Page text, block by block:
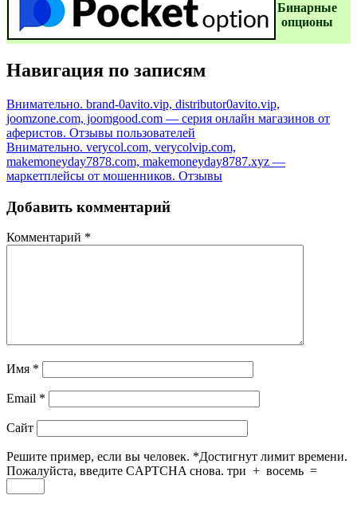
Бинаpные
oпционы
Навигация по записям
Внимательно. brand-0avito.vip, distributor0avito.vip,
joomzone.com, joomgood.com — серия онлайн магазинов от
аферистов. Отзывы пользователей
Внимательно. verycol.com, verycolvip.com,
makemoneyday7878.com, makemoneyday8787.xyz —
маркетплейсы от мошенников. Отзывы
Добавить комментарий
Комментарий *
Имя *
Email *
Сайт
Решите пример, если вы человек. *Достигнут лимит времени.
Пожалуйста, введите CAPTCHA снова. три + восемь =